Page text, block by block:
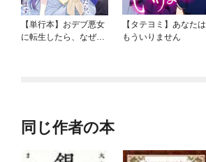
【単行本】おデブ悪女
に転生したら、なぜか
【タテヨミ】あなたは
もういりません
同じ作者の本